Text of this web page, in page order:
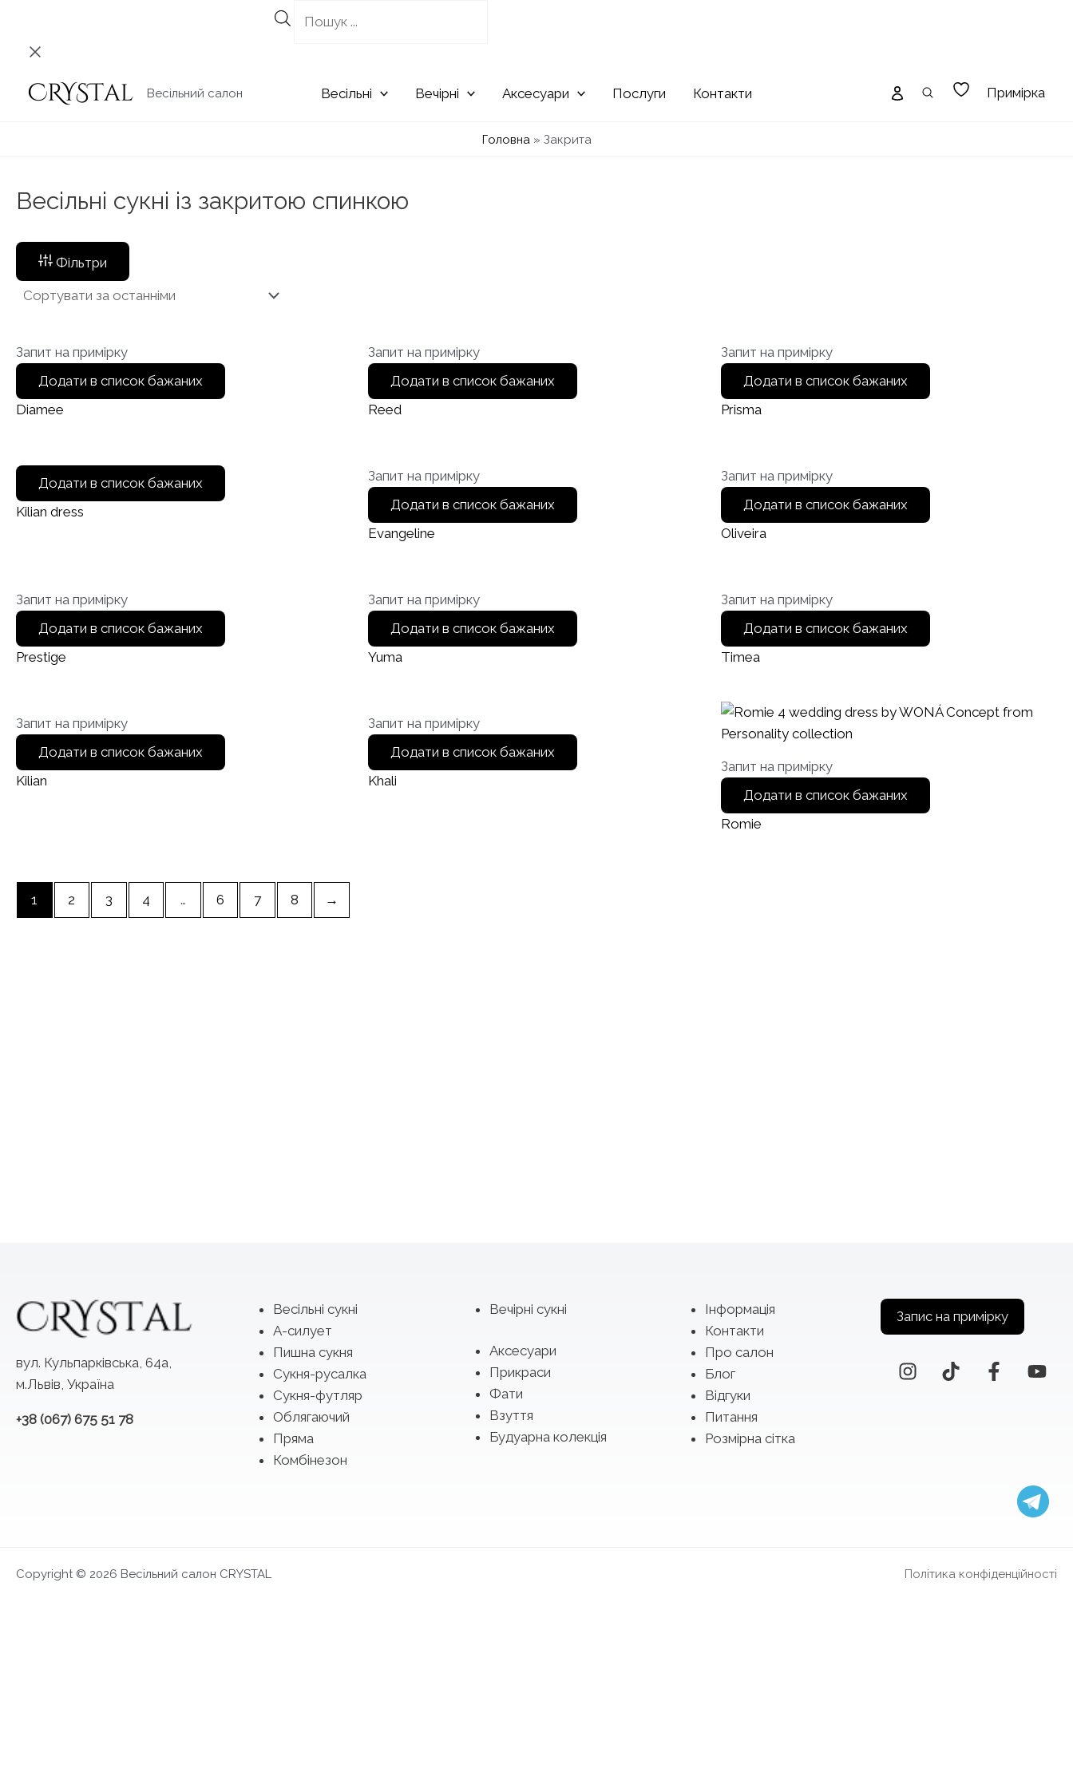
вмісту
Весільний салон Весільні Вечірні Аксесуари Послуги Контакти Примірка
Головна » Закрита
Весільні сукні із закритою спинкою
Фільтри
Запит на примірку
Додати в список бажаних
Diamee
Запит на примірку
Додати в список бажаних
Reed
Запит на примірку
Додати в список бажаних
Prisma
Додати в список бажаних
Kilian dress
Запит на примірку
Додати в список бажаних
Evangeline
Запит на примірку
Додати в список бажаних
Oliveira
Запит на примірку
Додати в список бажаних
Prestige
Запит на примірку
Додати в список бажаних
Yuma
Запит на примірку
Додати в список бажаних
Timea
Запит на примірку
Додати в список бажаних
Kilian
Запит на примірку
Додати в список бажаних
Khali
Запит на примірку
Додати в список бажаних
Romie
1 2 3 4 … 6 7 8 →
вул. Кульпарківська, 64а,
м.Львів, Україна
+38 (067) 675 51 78
Весільні сукні
А-силует
Пишна сукня
Сукня-русалка
Сукня-футляр
Облягаючий
Пряма
Комбінезон
Вечірні сукні
Аксесуари
Прикраси
Фати
Взуття
Будуарна колекція
Інформація
Контакти
Про салон
Блог
Відгуки
Питання
Розмірна сітка
Запис на примірку
Copyright © 2026 Весільний салон CRYSTAL Політика конфіденційності